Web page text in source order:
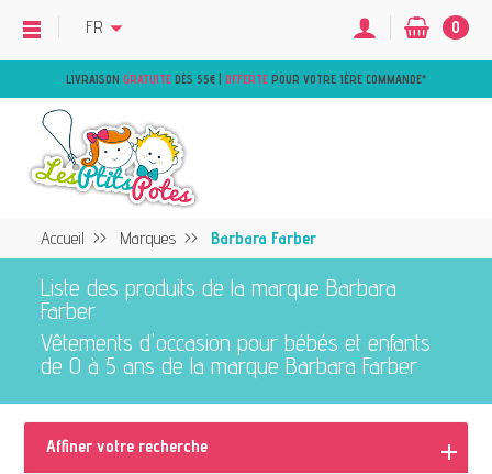
LIVRAISON GRATUITE DÈS 55€ | OFFERTE POUR VOTRE 1ÈRE COMMANDE*
FR 0
Accueil Marques Barbara Farber
Liste des produits de la marque Barbara
Farber
Vêtements d'occasion pour bébés et enfants
de 0 à 5 ans de la marque Barbara Farber
Affiner votre recherche